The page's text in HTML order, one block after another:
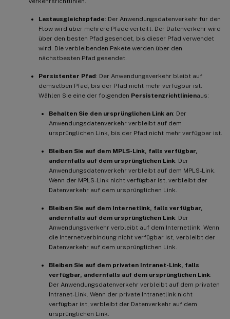
Lastausgleichspfade: Der Anwendungsdatenverkehr für den
Flow wird über mehrere Pfade verteilt. Der Datenverkehr wird
über den besten Pfad gesendet, bis dieser Pfad verwendet
wird. Die verbleibenden Pakete werden über den
nächstbesten Pfad gesendet.
Persistenter Pfad: Der Anwendungsverkehr bleibt auf
demselben Pfad, bis der Pfad nicht mehr verfügbar ist.
Wählen Sie eine der folgenden Persistenzrichtlinienaus:
Behalten Sie den ursprünglichen Link an: Der
Anwendungsdatenverkehr verbleibt auf dem
ursprünglichen Link, bis der Pfad nicht mehr verfügbar ist.
Bleiben Sie auf dem MPLS-Link, falls verfügbar,
andernfalls auf dem ursprünglichen Link: Der
Anwendungsdatenverkehr verbleibt auf dem MPLS-Link.
Wenn der MPLS-Link nicht verfügbar ist, verbleibt der
Datenverkehr auf dem ursprünglichen Link.
Bleiben Sie auf dem Internetlink, falls verfügbar,
andernfalls auf dem ursprünglichen Link: Der
Anwendungsverkehr verbleibt auf dem Internetlink. Wenn
die Internetverbindung nicht verfügbar ist, verbleibt der
Datenverkehr auf dem ursprünglichen Link.
Bleiben Sie auf dem privaten Intranet-Link, falls
verfügbar, andernfalls auf dem ursprünglichen Link:
Der Anwendungsdatenverkehr verbleibt auf dem privaten
Intranet-Link. Wenn der private Intranetlink nicht
verfügbar ist, verbleibt der Datenverkehr auf dem
ursprünglichen Link.